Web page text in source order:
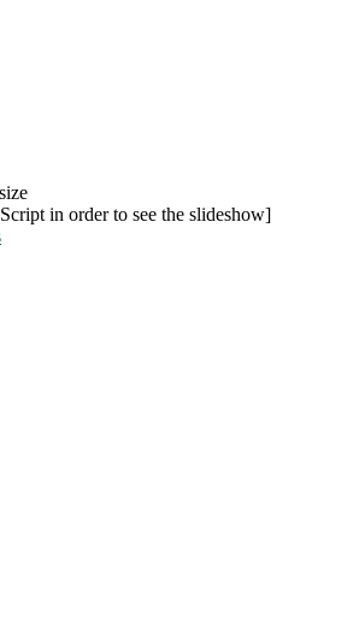
in order to see the slideshow]